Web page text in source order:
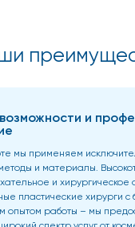
и
мы применяем
и материалы.
и хирургическое
пластические хирурги
опытом работы – мы